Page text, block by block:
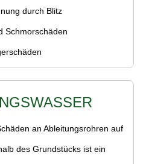
durch Blitz
Schmorschäden
an Ableitungsrohren auf
des Grundstücks ist ein